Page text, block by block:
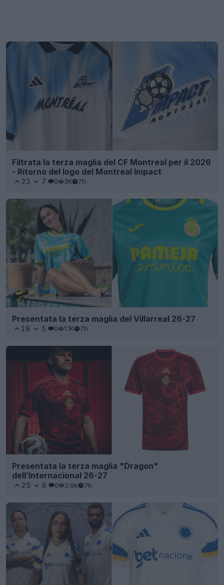
Filtrata la terza maglia del CF Montreal per il 2026
- Ritorno del logo del Montreal Impact
23 7 0 3K 7h
Presentata la terza maglia del Villarreal 26-27
19 5 0 1.1K 7h
Presentata la terza maglia "Dragon"
dell’Internacional 26-27
25 6 0 2.6K 7h